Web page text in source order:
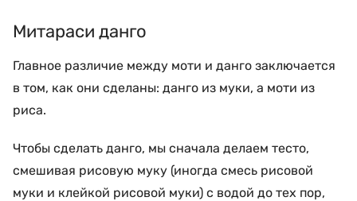
Митараси данго
Главное различие между моти и данго заключается
в том, как они сделаны: данго из муки, а моти из
риса.
Чтобы сделать данго, мы сначала делаем тесто,
смешивая рисовую муку (иногда смесь рисовой
муки и клейкой рисовой муки) с водой до тех пор,